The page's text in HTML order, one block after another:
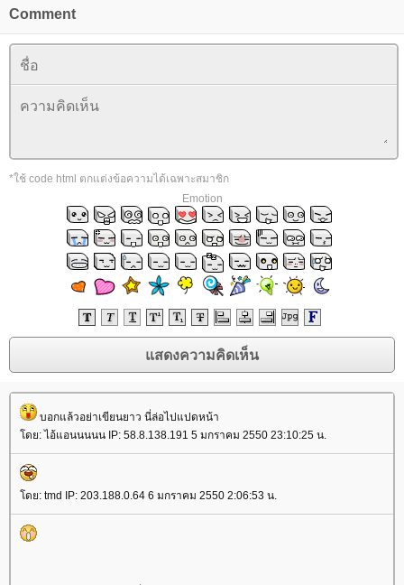
Comment
*ใช้ code html ตกแต่งข้อความได้เฉพาะสมาชิก
Emotion
บอกแล้วอย่าเขียนยาว นี่ล่อไปแปดหน้า
ดย: ไอ้แอนนนนน IP: 58.8.138.191 5 มกราคม 2550 23:10:25 น.
ดย: tmd IP: 203.188.0.64 6 มกราคม 2550 2:06:53 น.